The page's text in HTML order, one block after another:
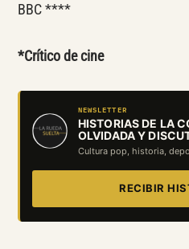
BBC ****
*Crítico de cine
NEWSLETTER
HISTORIAS DE LA
OLVIDADA Y
Cultura pop, historia,
RECIBIR